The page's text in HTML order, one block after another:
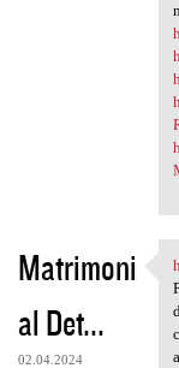
Matrimoni
al Det...
02.04.2024